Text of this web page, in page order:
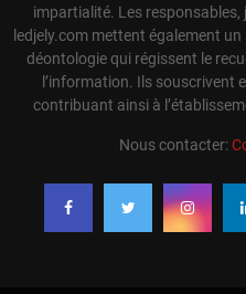
impartialité. Les
ledjely.com mettent également
déontologie qui régissent le
l’information. Ils souscrivent
contribuant ainsi à
Nous contacter: